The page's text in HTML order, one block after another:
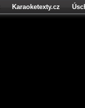
Karaoketexty.cz